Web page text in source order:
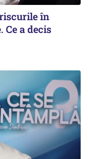
în
a decis